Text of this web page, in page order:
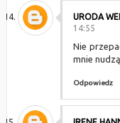
URODA
14:55
Nie
mnie
Odpowiedz